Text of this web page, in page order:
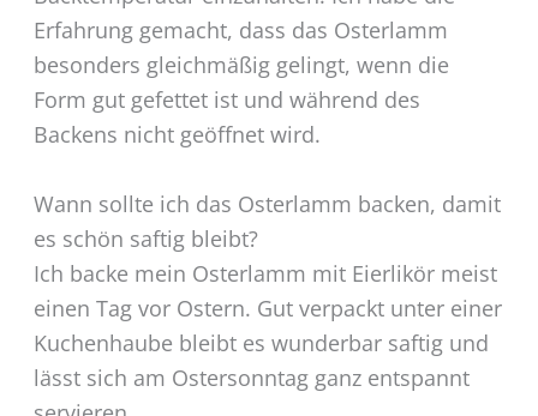
Erfahrung gemacht, dass das Osterlamm
besonders gleichmäßig gelingt, wenn die
Form gut gefettet ist und während des
Backens nicht geöffnet wird.
Wann sollte ich das Osterlamm backen, damit
es schön saftig bleibt?
Ich backe mein Osterlamm mit Eierlikör meist
einen Tag vor Ostern. Gut verpackt unter einer
Kuchenhaube bleibt es wunderbar saftig und
lässt sich am Ostersonntag ganz entspannt